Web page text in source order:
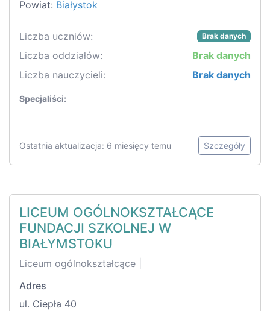
Powiat: Białystok
Liczba uczniów: Brak danych
Liczba oddziałów:
Brak danych
Liczba nauczycieli:
Brak danych
Specjaliści:
Ostatnia aktualizacja: 6 miesięcy temu Szczegóły
LICEUM OGÓLNOKSZTAŁCĄCE
FUNDACJI SZKOLNEJ W
BIAŁYMSTOKU
Liceum ogólnokształcące |
Adres
ul. Ciepła 40